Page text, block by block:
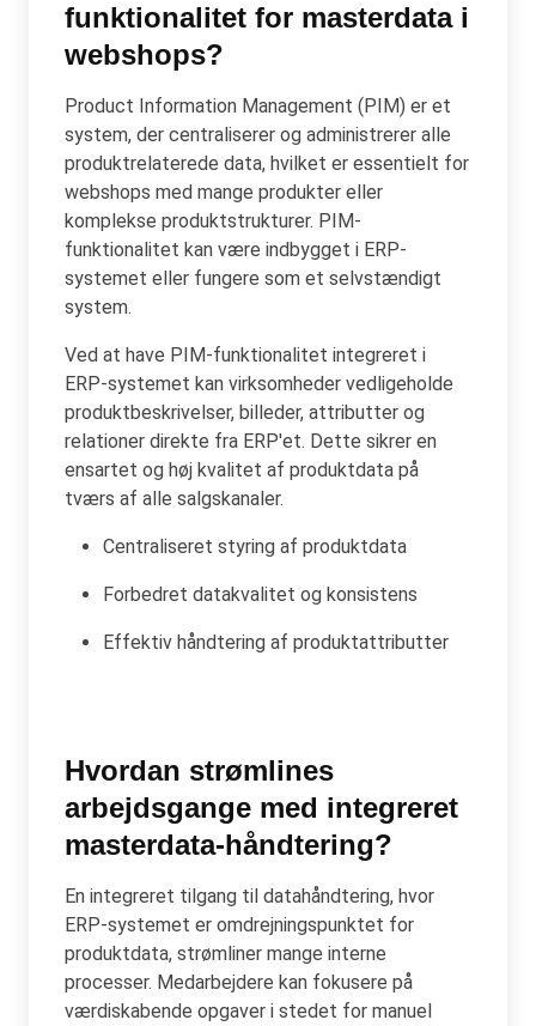
funktionalitet for masterdata i
webshops?
Product Information Management (PIM) er et
system, der centraliserer og administrerer alle
produktrelaterede data, hvilket er essentielt for
webshops med mange produkter eller
komplekse produktstrukturer. PIM-
funktionalitet kan være indbygget i ERP-
systemet eller fungere som et selvstændigt
system.
Ved at have PIM-funktionalitet integreret i
ERP-systemet kan virksomheder vedligeholde
produktbeskrivelser, billeder, attributter og
relationer direkte fra ERP'et. Dette sikrer en
ensartet og høj kvalitet af produktdata på
tværs af alle salgskanaler.
Centraliseret styring af produktdata
Forbedret datakvalitet og konsistens
Effektiv håndtering af produktattributter
Hvordan strømlines
arbejdsgange med integreret
masterdata-håndtering?
En integreret tilgang til datahåndtering, hvor
ERP-systemet er omdrejningspunktet for
produktdata, strømliner mange interne
processer. Medarbejdere kan fokusere på
værdiskabende opgaver i stedet for manuel